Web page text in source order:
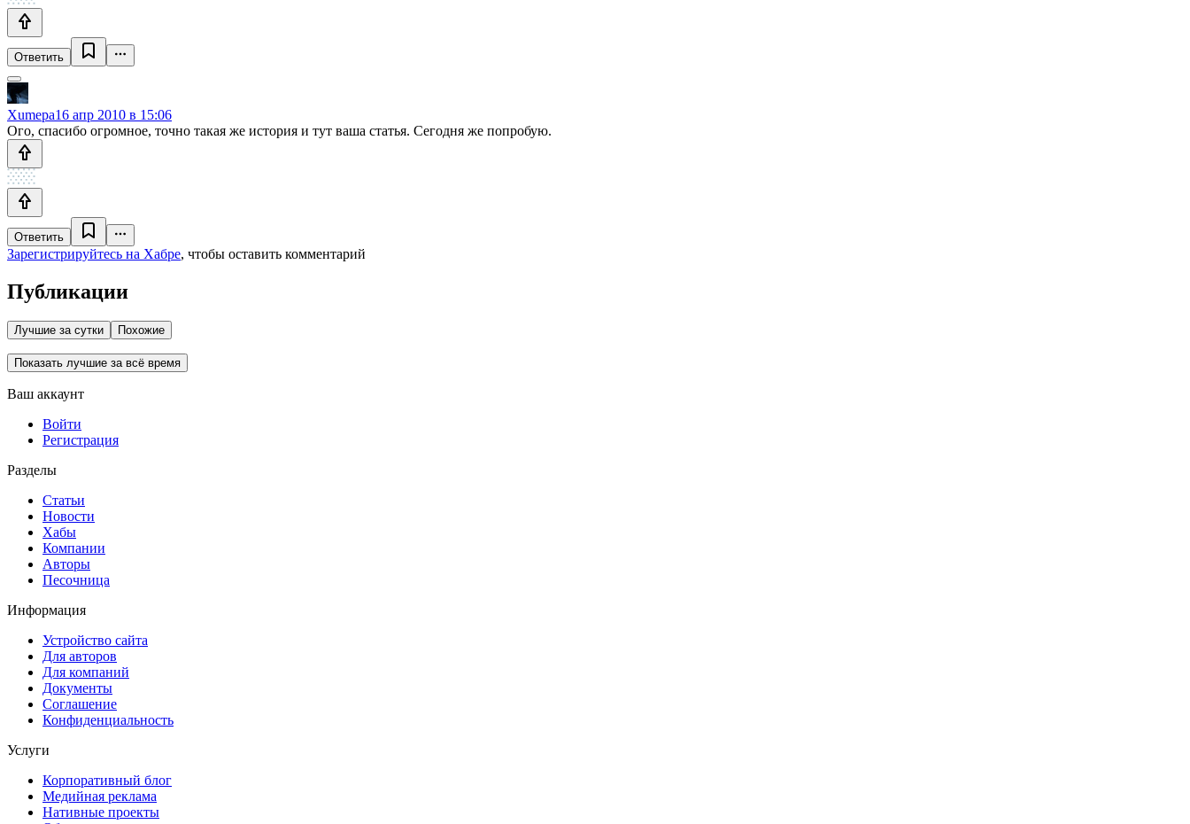
Ответить
Xumepa16 апр 2010 в 15:06
Ого, спасибо огромное, точно такая же история и тут ваша статья. Сегодня же попробую.
Ответить
Зарегистрируйтесь на Хабре, чтобы оставить комментарий
Публикации
Лучшие за сутки Похожие
Показать лучшие за всё время
Ваш аккаунт
Войти
Регистрация
Разделы
Статьи
Новости
Хабы
Компании
Авторы
Песочница
Информация
Устройство сайта
Для авторов
Для компаний
Документы
Соглашение
Конфиденциальность
Услуги
Корпоративный блог
Медийная реклама
Нативные проекты